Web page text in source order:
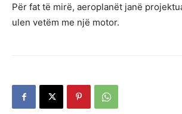
Për fat të mirë, aeroplanët janë
ulen vetëm me një motor.